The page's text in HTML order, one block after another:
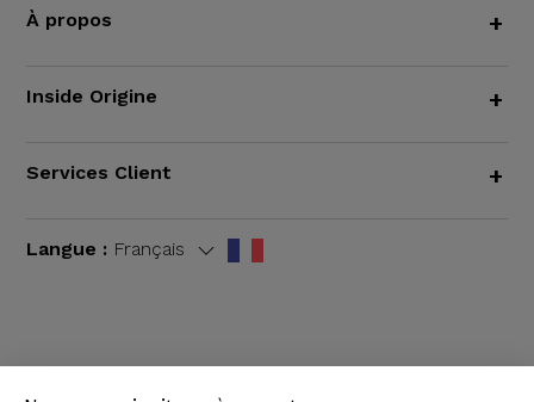
À propos +
Inside Origine +
Services Client +
Langue : Français